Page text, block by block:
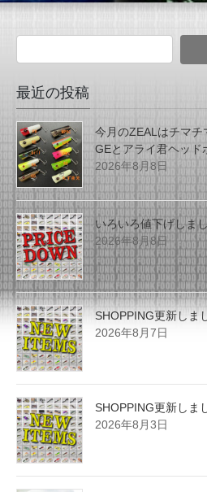
最近の投稿
今月のZEALはチマチ
GEとアライ君ヘッド
2026年8月8日
いろいろ値下げしま
2026年8月8日
SHOPPING更新しま
2026年8月7日
SHOPPING更新しま
2026年8月3日